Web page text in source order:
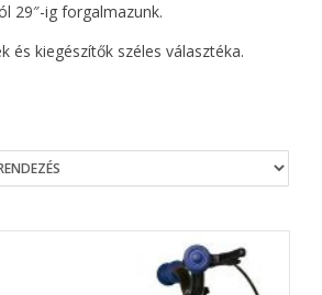
29″-ig forgalmazunk.
és kiegészítők széles választéka.